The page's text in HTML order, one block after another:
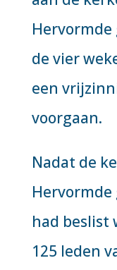
Hervormde
de vier
een
voorgaan.
Nadat de
had beslist
125 leden